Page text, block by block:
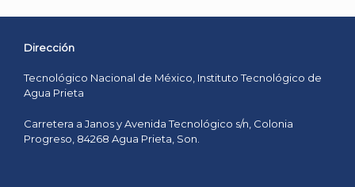
Dirección
Tecnológico Nacional de México, Instituto Tecnológico de
Agua Prieta
Carretera a Janos y Avenida Tecnológico s/n, Colonia
Progreso, 84268 Agua Prieta, Son.